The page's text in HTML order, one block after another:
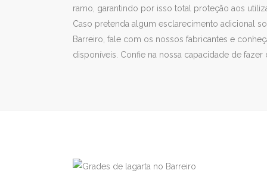
ramo, garantindo por isso total proteção aos
Caso pretenda algum esclarecimento adicional
Barreiro, fale com os nossos fabricantes e
disponíveis. Confie na nossa capacidade de fazer